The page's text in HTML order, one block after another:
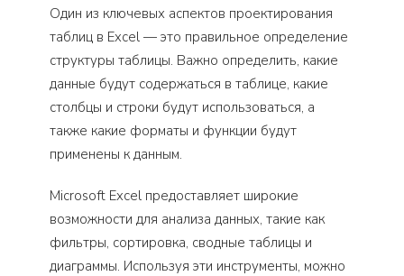
Один из ключевых аспектов проектирования
таблиц в Excel — это правильное определение
структуры таблицы. Важно определить, какие
данные будут содержаться в таблице, какие
столбцы и строки будут использоваться, а
также какие форматы и функции будут
применены к данным.
Microsoft Excel предоставляет широкие
возможности для анализа данных, такие как
фильтры, сортировка, сводные таблицы и
диаграммы. Используя эти инструменты, можно